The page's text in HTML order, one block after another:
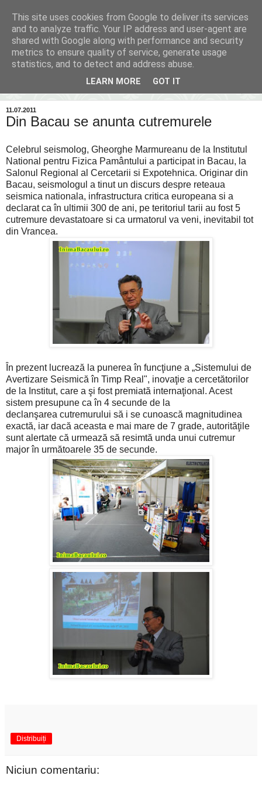
Inima Bacăului
Din inima Bacăului...spre inima ta...
11.07.2011
Din Bacau se anunta cutremurele
Celebrul seismolog, Gheorghe Marmureanu de la Institutul
National pentru Fizica Pamântului a participat in Bacau, la
Salonul Regional al Cercetarii si Expotehnica. Originar din
Bacau, seismologul a tinut un discurs despre reteaua
seismica nationala, infrastructura critica europeana si a
declarat ca în ultimii 300 de ani, pe teritoriul tarii au fost 5
cutremure devastatoare si ca urmatorul va veni, inevitabil tot
din Vrancea.
În prezent lucrează la punerea în funcţiune a „Sistemului de
Avertizare Seismică în Timp Real", inovaţie a cercetătorilor
de la Institut, care a şi fost premiată internaţional. Acest
sistem presupune ca în 4 secunde de la
declanşarea cutremurului să i se cunoască magnitudinea
exactă, iar dacă aceasta e mai mare de 7 grade, autorităţile
sunt alertate că urmează să resimtă unda unui cutremur
major în următoarele 35 de secunde.
Distribuiți
Niciun comentariu:
This site uses cookies from Google to deliver its services
and to analyze traffic. Your IP address and user-agent are
shared with Google along with performance and security
metrics to ensure quality of service, generate usage
statistics, and to detect and address abuse.
LEARN MORE GOT IT